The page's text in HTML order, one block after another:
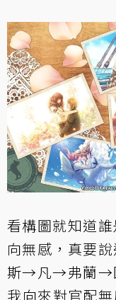
看構圖就知道
向無感，真要
斯→凡→弗蘭→
我向來對官配